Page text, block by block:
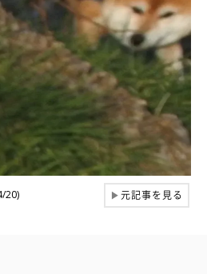
20) ▶元記事を見る